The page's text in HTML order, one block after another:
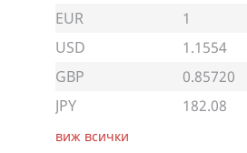
EUR 1
USD
1.1554
GBP
0.85720
JPY
182.08
виж всички